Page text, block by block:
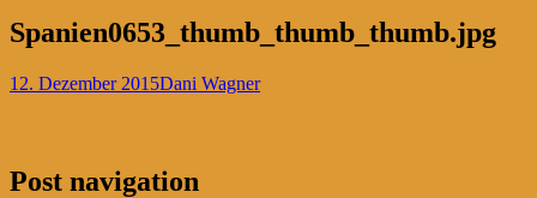
Spanien0653_thumb_thumb_thumb.jpg
12. Dezember 2015Dani Wagner
Post navigation